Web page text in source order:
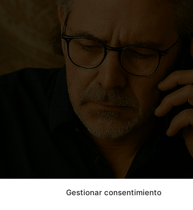
Gestionar consentimiento